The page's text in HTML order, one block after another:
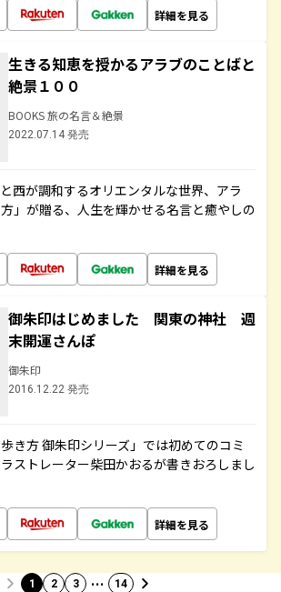
詳細を見る
生きる知恵を授かるアラブのことばと
絶景１００
BOOKS 旅の名言＆絶景
2022.07.14 発売
西が調和するオリエンタルな世界、アラ
」が贈る、人生を輝かせる名言と癒やしの
詳細を見る
御朱印はじめました 関東の神社 週
末開運さんぽ
御朱印
2016.12.22 発売
き方 御朱印シリーズ」では初めてのコミ
ストレーター柴田かおるが書きおろしまし
詳細を見る
1 2 3 … 14